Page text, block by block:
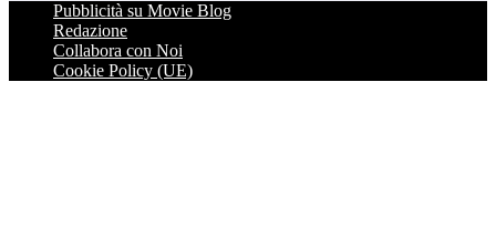
Pubblicità su Movie Blog
Redazione
Collabora con Noi
Cookie Policy (UE)